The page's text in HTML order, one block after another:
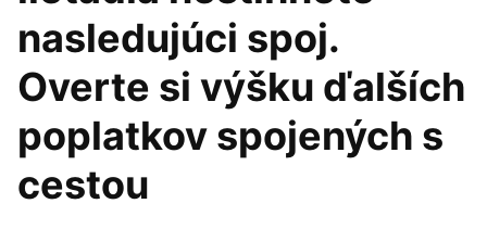
nasledujúci spoj.
Overte si výšku ďalších
poplatkov spojených s
cestou